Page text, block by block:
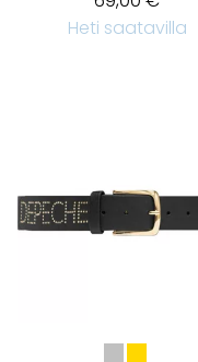
Heti saatavilla